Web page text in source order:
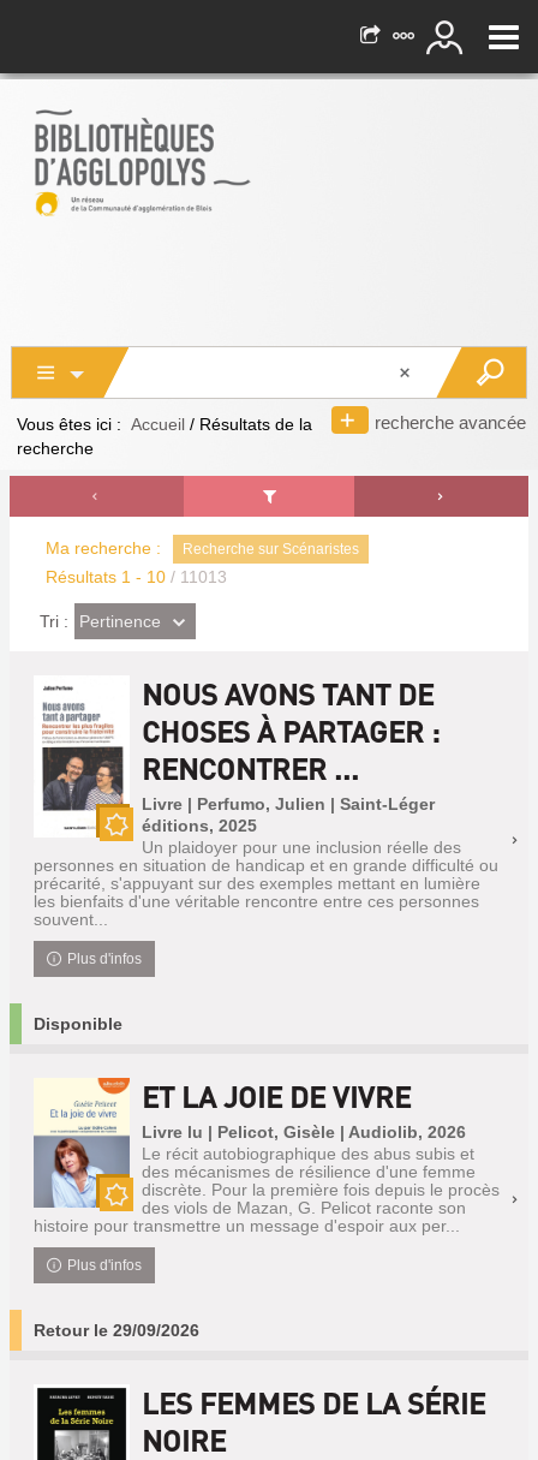
recherche avancée
Vous êtes ici : Accueil / Résultats de la
recherche
Ma recherche : Recherche sur Scénaristes
Résultats 1 - 10 / 11013
Tri : (Effet
imédiat)
Pertinence
NOUS AVONS TANT DE
CHOSES À PARTAGER :
RENCONTRER ...
Livre | Perfumo, Julien | Saint-Léger
éditions, 2025
Un plaidoyer pour une inclusion réelle des
personnes en situation de handicap et en grande difficulté ou
précarité, s'appuyant sur des exemples mettant en lumière
les bienfaits d'une véritable rencontre entre ces personnes
souvent...
Plus d'infos
Disponible
Nouveauté
ET LA JOIE DE VIVRE
Livre lu | Pelicot, Gisèle | Audiolib, 2026
Le récit autobiographique des abus subis et
des mécanismes de résilience d'une femme
discrète. Pour la première fois depuis le procès
des viols de Mazan, G. Pelicot raconte son
histoire pour transmettre un message d'espoir aux per...
Plus d'infos
Retour le 29/09/2026
LES FEMMES DE LA SÉRIE
NOIRE